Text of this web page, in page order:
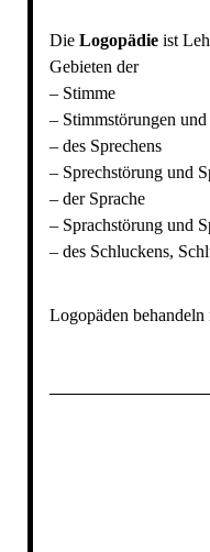
Die Logopädie ist
Gebieten der
– Stimme
– Stimmstörungen
– des Sprechens
– Sprechstörung und
– der Sprache
– Sprachstörung und
– des Schluckens,
Logopäden